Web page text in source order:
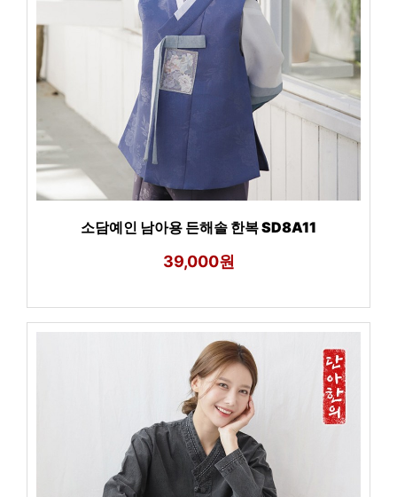
소담예인 남아용 든해솔 한복 SD8A11
39,000원